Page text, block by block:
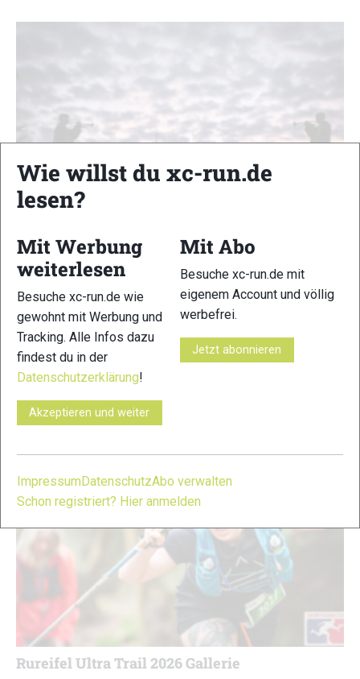
Rureifel Ultra Trail 2026: Eine Veranstaltung
auf dem Weg nach oben
Tobias Gerber -21. April 2026
Einen guten Ruf hatte der Rureifel Ultra Trail schon nach zwei
der hervorragenden Landschaftsläufe.
Rureifel Ultra Trail 2026 Gallerie
Wie willst du xc-run.de
lesen?
Mit Werbung
weiterlesen
Besuche xc-run.de wie
gewohnt mit Werbung und
Tracking. Alle Infos dazu
findest du in der
Datenschutzerklärung!
Akzeptieren und weiter
Mit Abo
Besuche xc-run.de mit
eigenem Account und völlig
werbefrei.
Jetzt abonnieren
ImpressumDatenschutzAbo verwalten
Schon registriert? Hier anmelden